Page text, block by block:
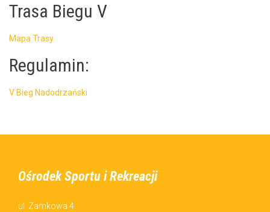
Trasa Biegu V
Mapa Trasy
Regulamin:
V Bieg Nadodrzański
Ośrodek Sportu i Rekreacji
ul. Zamkowa 4